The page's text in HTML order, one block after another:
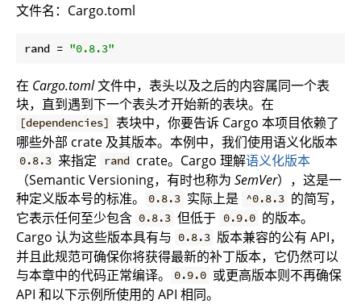
文件名：Cargo.toml
rand = "0.8.3"
在 Cargo.toml文件中，表头以及之后的内容属同一个表
块，直到遇到下一个表头才开始新的表块。在
[dependencies] 表块中，你要告诉 Cargo 本项目依赖了
哪些外部 crate 及其版本。本例中，我们使用语义化版本
0.8.3 来指定 rand crate。Cargo 理解语义化版本
（Semantic Versioning，有时也称为 SemVer），这是一
种定义版本号的标准。
0.8.3 实际上是 ^0.8.3 的简写，
它表示任何至少包含 0.8.3 但低于 0.9.0 的版本。
Cargo 认为这些版本具有与 0.8.3 版本兼容的公有 API，
并且此规范可确保你将获得最新的补丁版本，它仍然可以
与本章中的代码正常编译。
0.9.0 或更高版本则不再确保
API 和以下示例所使用的 API 相同。